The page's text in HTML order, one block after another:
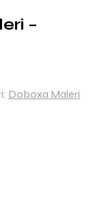
–
Doboxa Maleri